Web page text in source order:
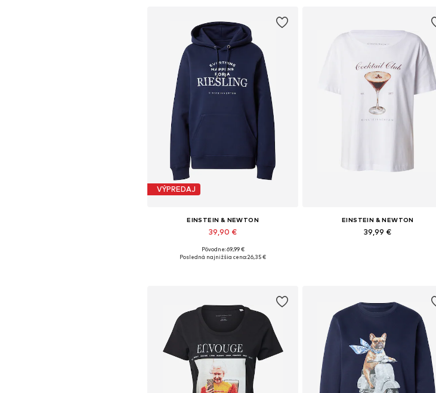
VÝPREDAJ
EINSTEIN & NEWTON
39,90 €
Dostupné veľkosti: M, L
Pôvodne: 69,99 €
Posledná najnižšia cena:26,35 €
EINSTEIN & NEWTON
39,99 €